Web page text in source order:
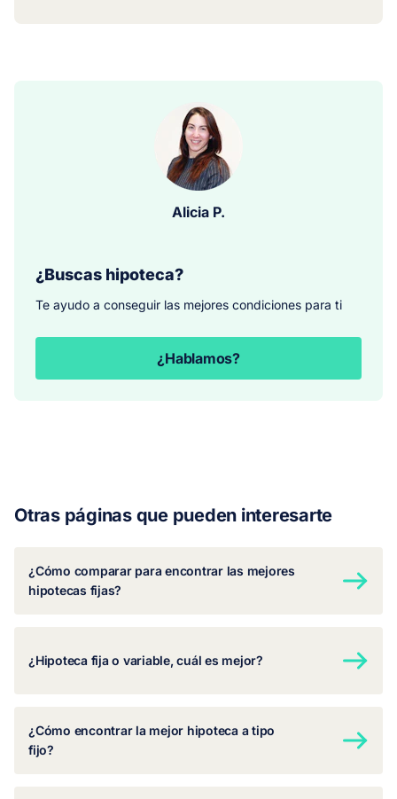
Alicia P.
¿Buscas hipoteca?
Te ayudo a conseguir las mejores condiciones para ti
¿Hablamos?
Otras páginas que pueden interesarte
¿Cómo comparar para encontrar las mejores
hipotecas fijas?
¿Hipoteca fija o variable, cuál es mejor?
¿Cómo encontrar la mejor hipoteca a tipo
fijo?